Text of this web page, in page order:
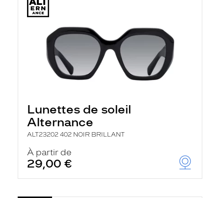
Lunettes de soleil
Alternance
ALT23202 402 NOIR BRILLANT
À partir de
29,00 €